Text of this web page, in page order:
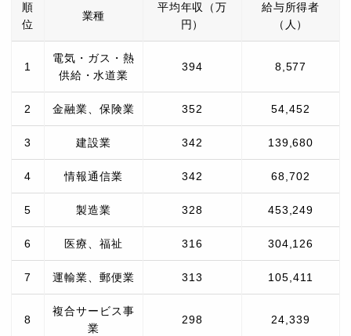
順
位
業種
平均年収（万
円）
給与所得者
（人）
1
電気・ガス・熱
供給・水道業
394 8,577
2 金融業、保険業 352 54,452
3 建設業 342 139,680
4 情報通信業 342 68,702
5 製造業 328 453,249
6 医療、福祉 316 304,126
7 運輸業、郵便業 313 105,411
8
複合サービス事
業
298 24,339